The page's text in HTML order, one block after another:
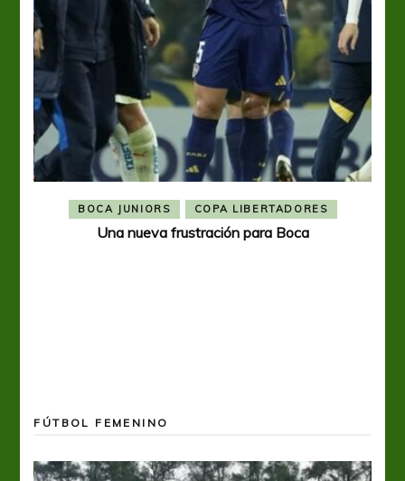
BOCA JUNIORS COPA LIBERTADORES
Una nueva frustración para Boca
FÚTBOL FEMENINO